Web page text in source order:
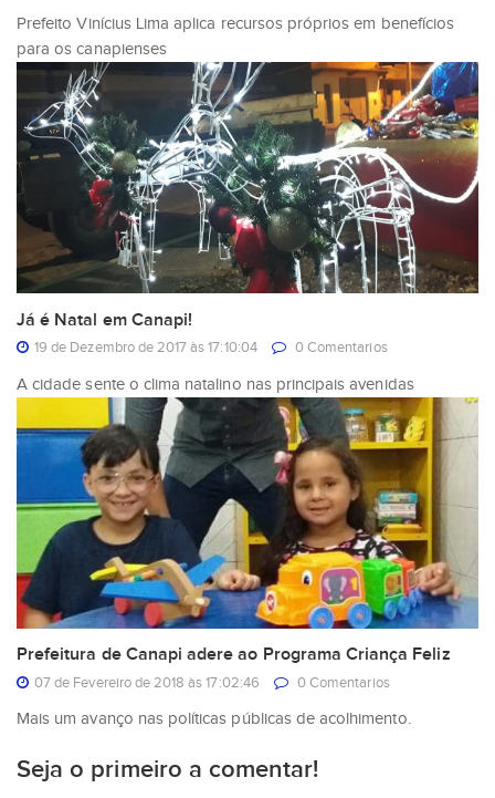
Prefeito Vinícius Lima aplica recursos próprios em benefícios
para os canapienses
Já é Natal em Canapi!
19 de Dezembro de 2017 às 17:10:04 0 Comentarios
A cidade sente o clima natalino nas principais avenidas
Prefeitura de Canapi adere ao Programa Criança Feliz
07 de Fevereiro de 2018 às 17:02:46 0 Comentarios
Mais um avanço nas políticas públicas de acolhimento.
Seja o primeiro a comentar!